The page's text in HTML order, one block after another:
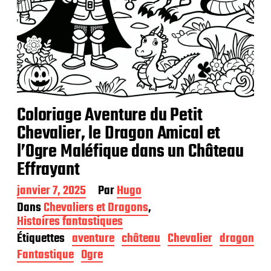
Coloriage Aventure du Petit
Chevalier, le Dragon Amical et
l’Ogre Maléfique dans un Château
Effrayant
D
a
t
e
d
e
p
janvier 7, 2025 ParHugo
DansChevaliers et Dragons,
Histoires fantastiques
Étiquettes aventure château Chevalier dragon
Fantastique Ogre